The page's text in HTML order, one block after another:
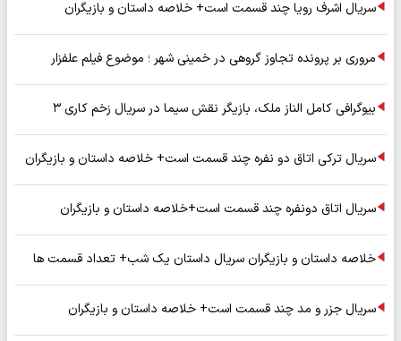
سریال اشرف رویا چند قسمت است+ خلاصه داستان و بازیگران
مروری بر پرونده تجاوز گروهی در خمینی شهر ؛ موضوع فیلم علفزار
بیوگرافی کامل الناز ملک، بازیگر نقش سیما در سریال زخم کاری ۳
سریال ترکی اتاق دو نفره چند قسمت است+ خلاصه داستان و بازیگران
سریال اتاق دونفره چند قسمت است+خلاصه داستان و بازیگران
خلاصه داستان و بازیگران سریال داستان یک شب+ تعداد قسمت ها
سریال جزر و مد چند قسمت است+ خلاصه داستان و بازیگران